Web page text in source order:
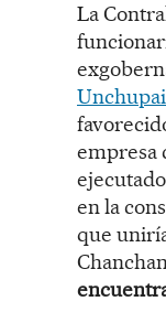
La
empresa
en la
que